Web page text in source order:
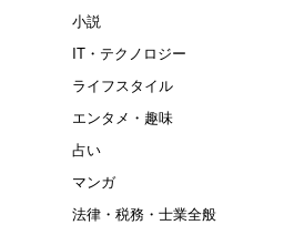
小説
IT・テクノロジー
ライフスタイル
エンタメ・趣味
占い
マンガ
法律・税務・士業全般